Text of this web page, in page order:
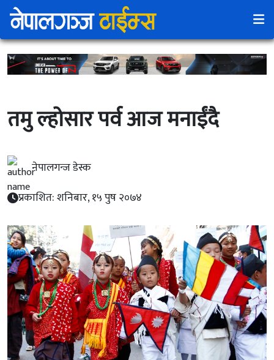
तमु ल्होसार पर्व आज मनाईंदै
नेपालगन्ज डेस्क
प्रकाशित: शनिबार, १५ पुष २०७४